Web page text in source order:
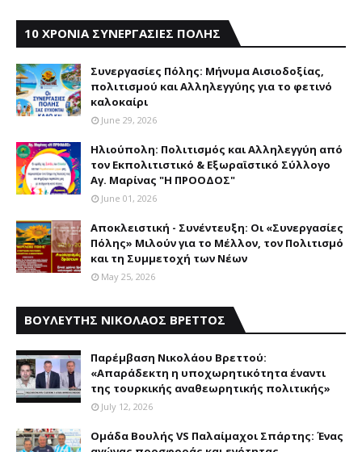
10 ΧΡΟΝΙΑ ΣΥΝΕΡΓΑΣΙΕΣ ΠΟΛΗΣ
Συνεργασίες Πόλης: Mήνυμα Aισιοδοξίας,
πολιτισμού και Aλληλεγγύης για το φετινό
καλοκαίρι
June 29, 2026
Ηλιούπολη: Πολιτισμός και Aλληλεγγύη από
τον Εκπολιτιστικό & Εξωραϊστικό Σύλλογο
Αγ. Μαρίνας "Η ΠΡΟΟΔΟΣ"
June 01, 2026
Αποκλειστική - Συνέντευξη: Οι «Συνεργασίες
Πόλης» Μιλούν για το Μέλλον, τον Πολιτισμό
και τη Συμμετοχή των Νέων
May 25, 2026
ΒΟΥΛΕΥΤΗΣ ΝΙΚΟΛΑΟΣ ΒΡΕΤΤΟΣ
Παρέμβαση Nικολάου Bρεττού:
«Aπαράδεκτη η υποχωρητικότητα έναντι
της τουρκικής αναθεωρητικής πολιτικής»
July 12, 2026
Ομάδα Βουλής VS Παλαίμαχοι Σπάρτης: Ένας